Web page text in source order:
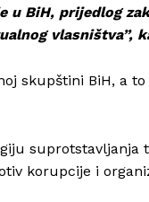
BiH, prijedlog
vlasništva”,
skupštini BiH, a
korupcije i